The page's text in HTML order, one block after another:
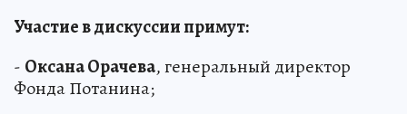
Участие в дискуссии примут:
- Оксана Орачева, генеральный директор
Фонда Потанина;